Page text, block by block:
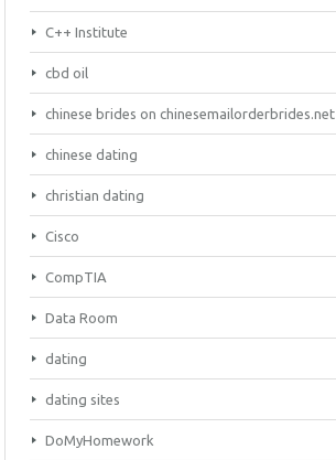
C++ Institute
cbd oil
chinese brides on chinesemailorderbrides.net
chinese dating
christian dating
Cisco
CompTIA
Data Room
dating
dating sites
DoMyHomework